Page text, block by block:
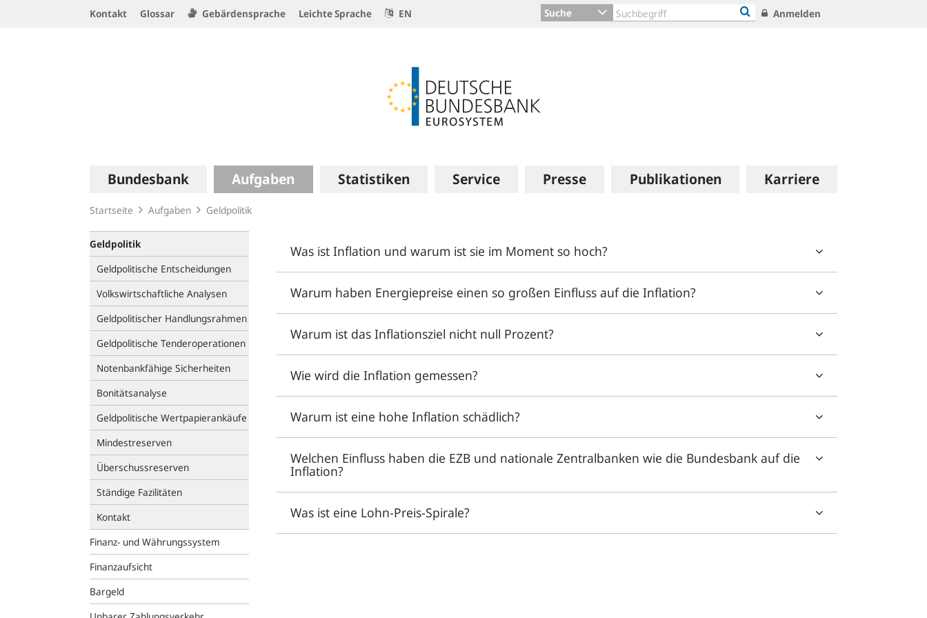
Kontakt Glossar Gebärdensprache Leichte Sprache EN Suche Anmelden
Hauptnavigation
Bundesbank Aufgaben Statistiken Service Presse Publikationen Karriere
Startseite Aufgaben Geldpolitik
Geldpolitik
Geldpolitische Entscheidungen
Volkswirtschaftliche Analysen
Geldpolitischer Handlungsrahmen
Geldpolitische Tenderoperationen
Notenbankfähige Sicherheiten
Bonitätsanalyse
Geldpolitische Wertpapierankäufe
Mindestreserven
Überschussreserven
Ständige Fazilitäten
Kontakt
Finanz- und Währungssystem
Finanzaufsicht
Bargeld
Was ist Inflation und warum ist sie im Moment so hoch?
Warum haben Energiepreise einen so großen Einfluss auf die Inflation?
Warum ist das Inflationsziel nicht null Prozent?
Wie wird die Inflation gemessen?
Warum ist eine hohe Inflation schädlich?
Welchen Einfluss haben die EZB und nationale Zentralbanken wie die Bundesbank auf die
Inflation?
Was ist eine Lohn-Preis-Spirale?